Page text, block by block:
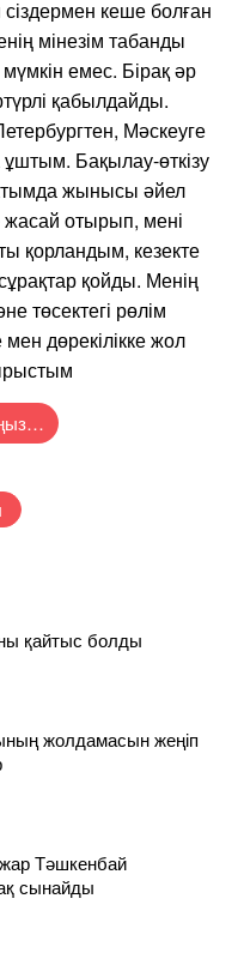
кеше болған
мінезім табанды
емес. Бірақ әр
қабылдайды.
Мәскеуге
Бақылау-өткізу
жынысы әйел
жасай отырып, мені
қорландым, кезекте
қойды. Менің
төсектегі рөлім
дөрекілікке жол
қайтыс болды
жолдамасын жеңіп
Тәшкенбай
сынайды